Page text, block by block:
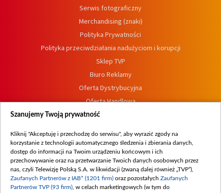
Serwis fotograficzny
Merchandising (znaki)
Polityka Prywatności
Polityka przeciwdziałania nadużyciom i korupcji
Sklep TVP
Biuro Reklamy
Oferta Dystrybucyjna
Oferta Handlowa
Dostępność
Procedura zgłoszeń wewnętrznych
Szanujemy Twoją prywatność
Kliknij "Akceptuję i przechodzę do serwisu", aby wyrazić zgody na
korzystanie z technologii automatycznego śledzenia i zbierania danych,
dostęp do informacji na Twoim urządzeniu końcowym i ich
przechowywanie oraz na przetwarzanie Twoich danych osobowych przez
nas, czyli Telewizję Polską S.A. w likwidacji (zwaną dalej również „TVP”),
Zaufanych Partnerów z IAB* (1201 firm) oraz pozostałych Zaufanych
Partnerów TVP (93 firm) , w celach marketingowych (w tym do